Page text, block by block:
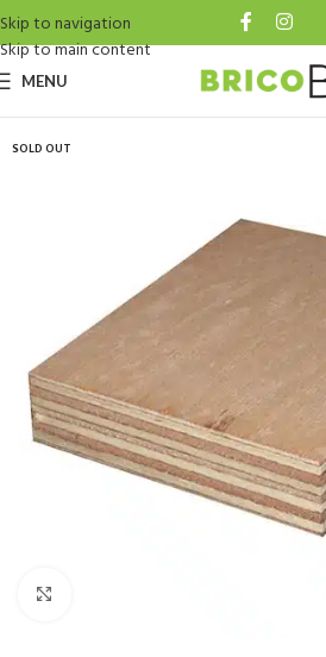
Skip to navigation
Skip to main content
MENU
SOLD OUT